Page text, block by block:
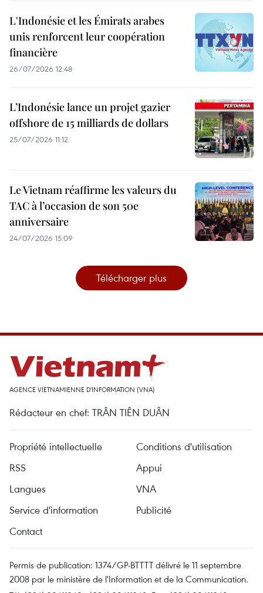
L'Indonésie et les Émirats arabes
unis renforcent leur coopération
financière
26/07/2026 12:48
L’Indonésie lance un projet gazier
offshore de 15 milliards de dollars
25/07/2026 11:12
Le Vietnam réaffirme les valeurs du
TAC à l’occasion de son 50e
anniversaire
24/07/2026 15:09
Télécharger plus
AGENCE VIETNAMIENNE D'INFORMATION (VNA)
Rédacteur en chef: TRÂN TIÊN DUÂN
Propriété intellectuelle
Conditions d'utilisation
RSS
Appui
Langues
VNA
Service d'information
Publicité
Contact
Permis de publication: 1374/GP-BTTTT délivré le 11 septembre
2008 par le ministère de l'Information et de la Communication.